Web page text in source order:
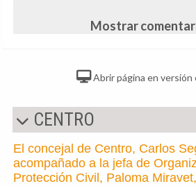
Mostrar
Abrir página en versión
CENTRO
El concejal de Centro, Carlos
acompañado a la jefa de
Protección Civil, Paloma